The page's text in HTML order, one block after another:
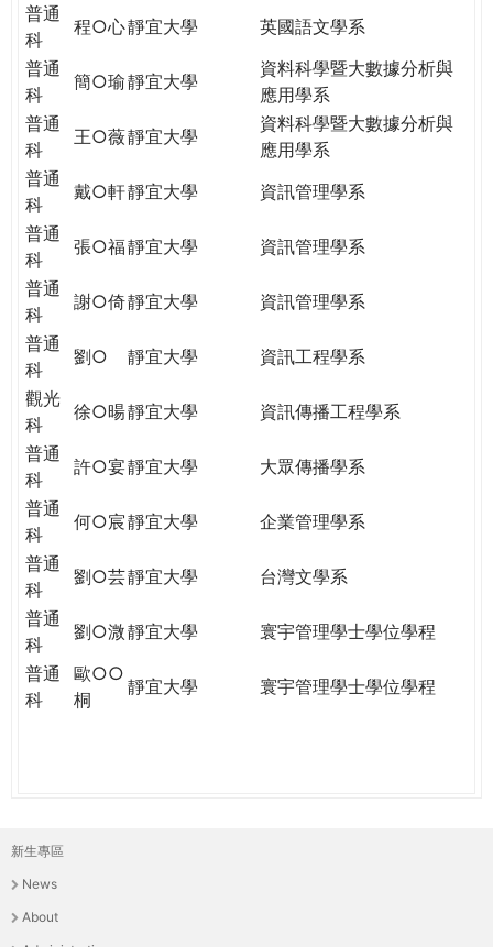
普通
科
程○心靜宜大學
英國語文學系
普通
科
簡○瑜靜宜大學
資料科學暨大數據分析與
應用學系
普通
科
王○薇靜宜大學
資料科學暨大數據分析與
應用學系
普通
科
戴○軒靜宜大學
資訊管理學系
普通
科
張○福靜宜大學
資訊管理學系
普通
科
謝○倚靜宜大學
資訊管理學系
普通
科
劉○ 靜宜大學
資訊工程學系
觀光
科
徐○暘靜宜大學
資訊傳播工程學系
普通
科
許○宴靜宜大學
大眾傳播學系
普通
科
何○宸靜宜大學
企業管理學系
普通
科
劉○芸靜宜大學
台灣文學系
普通
科
劉○溦靜宜大學
寰宇管理學士學位學程
普通
科
歐○○
桐
靜宜大學 寰宇管理學士學位學程
主
選
新生專區
News
About